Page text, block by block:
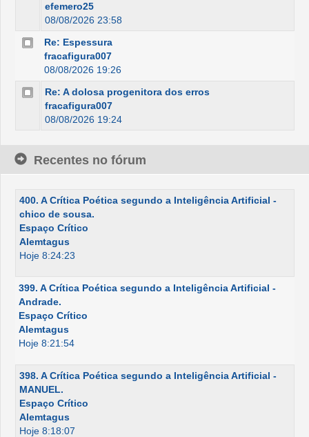
efemero25
08/08/2026 23:58
Re: Espessura
fracafigura007
08/08/2026 19:26
Re: A dolosa progenitora dos erros
fracafigura007
08/08/2026 19:24
Recentes no fórum
400. A Crítica Poética segundo a Inteligência Artificial -
chico de sousa.
Espaço Crítico
Alemtagus
Hoje 8:24:23
399. A Crítica Poética segundo a Inteligência Artificial -
Andrade.
Espaço Crítico
Alemtagus
Hoje 8:21:54
398. A Crítica Poética segundo a Inteligência Artificial -
MANUEL.
Espaço Crítico
Alemtagus
Hoje 8:18:07